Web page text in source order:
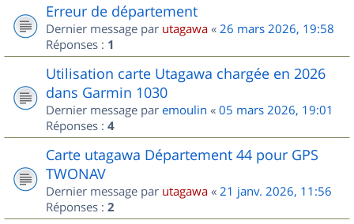
Erreur de département
Dernier message par utagawa « 26 mars 2026, 19:58
Réponses : 1
Utilisation carte Utagawa chargée en 2026
dans Garmin 1030
Dernier message par emoulin « 05 mars 2026, 19:01
Réponses : 4
Carte utagawa Département 44 pour GPS
TWONAV
Dernier message par utagawa « 21 janv. 2026, 11:56
Réponses : 2